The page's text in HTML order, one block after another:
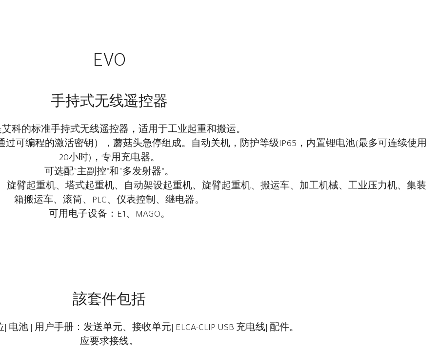
EVO
手持式无线遥控器
艾科的标准手持式无线遥控器，适用于工业起重和搬运。
可编程的激活密钥），蘑菇头急停组成。自动关机，防护等级IP65，内置锂电池(最多可连续使用
20小时)，专用充电器。
可选配“主副控”和“多发射器”。
臂起重机、塔式起重机、自动架设起重机、旋臂起重机、搬运车、加工机械、工业压力机、集装
箱搬运车、滚筒、PLC、仪表控制、继电器。
可用电子设备：E1、MAGO。
該套件包括
电池 | 用户手册：发送单元、接收单元| ELCA-CLIP USB 充电线| 配件。
应要求接线。